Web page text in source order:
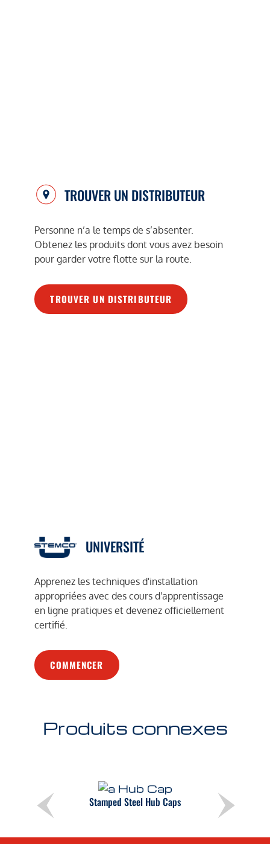
TROUVER UN DISTRIBUTEUR
Personne n’a le temps de s’absenter.
Obtenez les produits dont vous avez besoin
pour garder votre flotte sur la route.
TROUVER UN DISTRIBUTEUR
UNIVERSITÉ
Apprenez les techniques d'installation
appropriées avec des cours d'apprentissage
en ligne pratiques et devenez officiellement
certifié.
COMMENCER
Produits connexes
Stamped Steel Hub Caps